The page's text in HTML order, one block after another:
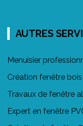
AUTRES
Menuisier
Création fenêtre
Travaux de fenêtre
Expert en fenêtre